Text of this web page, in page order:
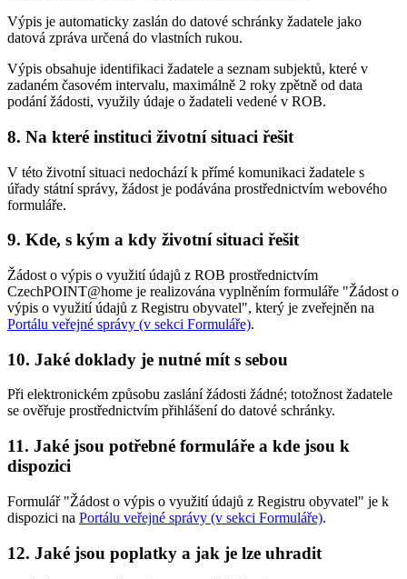
Výpis je automaticky zaslán do datové schránky žadatele jako
datová zpráva určená do vlastních rukou.
Výpis obsahuje identifikaci žadatele a seznam subjektů, které v
zadaném časovém intervalu, maximálně 2 roky zpětně od data
podání žádosti, využily údaje o žadateli vedené v ROB.
8. Na které instituci životní situaci řešit
V této životní situaci nedochází k přímé komunikaci žadatele s
úřady státní správy, žádost je podávána prostřednictvím webového
formuláře.
9. Kde, s kým a kdy životní situaci řešit
Žádost o výpis o využití údajů z ROB prostřednictvím
CzechPOINT@home je realizována vyplněním formuláře "Žádost o
výpis o využití údajů z Registru obyvatel", který je zveřejněn na
Portálu veřejné správy (v sekci Formuláře).
10. Jaké doklady je nutné mít s sebou
Při elektronickém způsobu zaslání žádosti žádné; totožnost žadatele
se ověřuje prostřednictvím přihlášení do datové schránky.
11. Jaké jsou potřebné formuláře a kde jsou k
dispozici
Formulář "Žádost o výpis o využití údajů z Registru obyvatel" je k
dispozici na Portálu veřejné správy (v sekci Formuláře).
12. Jaké jsou poplatky a jak je lze uhradit